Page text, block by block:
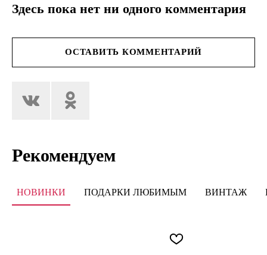
Здесь пока нет ни одного комментария
ОСТАВИТЬ КОММЕНТАРИЙ
Рекомендуем
НОВИНКИ ПОДАРКИ ЛЮБИМЫМ ВИНТАЖ